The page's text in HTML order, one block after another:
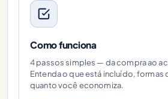
Como funciona
4 passos simples — da compra ao
Entenda o que está incluído, formas
quanto você economiza.